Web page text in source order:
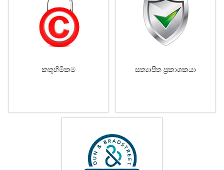
කතුහිමිකම සත්‍යාපිත ප්‍රකාශකයා